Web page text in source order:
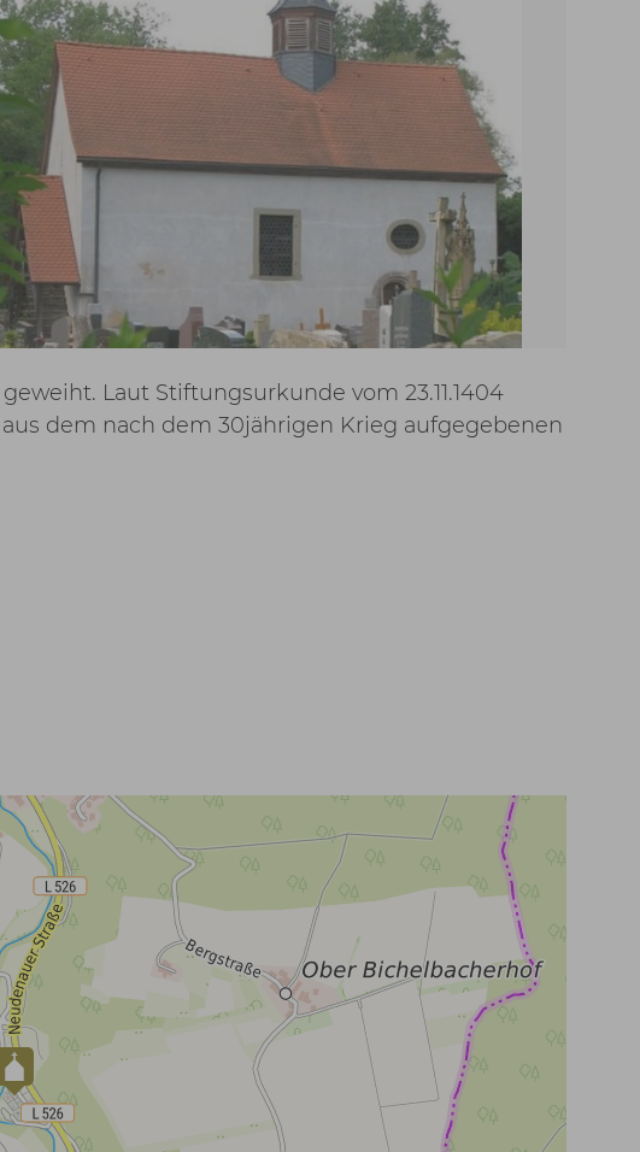
Laut Stiftungsurkunde vom 23.11.1404
dem nach dem 30jährigen Krieg aufgegebenen